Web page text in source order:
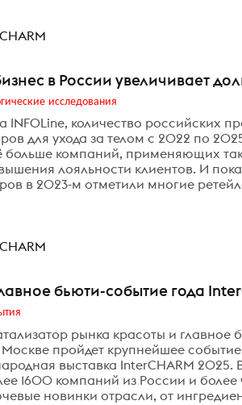
в России увеличивает
исследования
INFOLine, количество российских
для ухода за телом с 2022 по
больше компаний, применяющих
лояльности клиентов. И
в 2023-м отметили многие
бьюти-событие года
рынка красоты и главное
Москве пройдет крупнейшее
выставка InterCHARM 2025.
1600 компаний из России и
новинки отрасли, от